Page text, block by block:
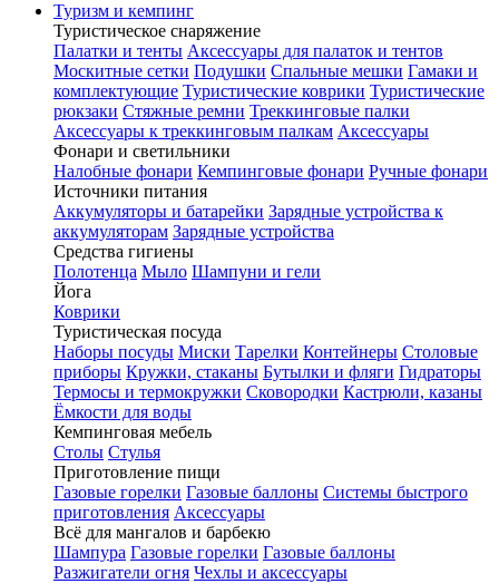
Туризм и кемпинг
Туристическое снаряжение
Палатки и тенты Аксессуары для палаток и тентов
Москитные сетки Подушки Спальные мешки Гамаки и
комплектующие Туристические коврики Туристические
рюкзаки Стяжные ремни Треккинговые палки
Аксессуары к треккинговым палкам Аксессуары
Фонари и светильники
Налобные фонари Кемпинговые фонари Ручные фонари
Источники питания
Аккумуляторы и батарейки Зарядные устройства к
аккумуляторам Зарядные устройства
Средства гигиены
Полотенца Мыло Шампуни и гели
Йога
Коврики
Туристическая посуда
Наборы посуды Миски Тарелки Контейнеры Столовые
приборы Кружки, стаканы Бутылки и фляги Гидраторы
Термосы и термокружки Сковородки Кастрюли, казаны
Ёмкости для воды
Кемпинговая мебель
Столы Стулья
Приготовление пищи
Газовые горелки Газовые баллоны Системы быстрого
приготовления Аксессуары
Всё для мангалов и барбекю
Шампура Газовые горелки Газовые баллоны
Разжигатели огня Чехлы и аксессуары